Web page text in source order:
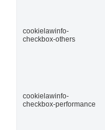
cookielawinfo-
checkbox-others
cookielawinfo-
checkbox-performance